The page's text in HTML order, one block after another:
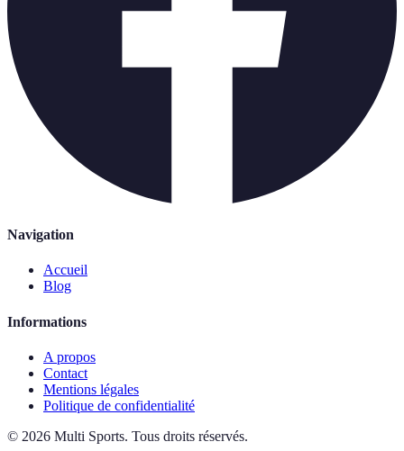
Navigation
Accueil
Blog
Informations
A propos
Contact
Mentions légales
Politique de confidentialité
© 2026 Multi Sports. Tous droits réservés.